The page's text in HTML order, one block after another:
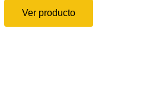
Ver producto